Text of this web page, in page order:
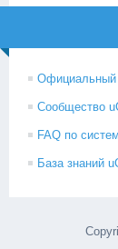
Официальный
Сообщество
FAQ по
База знаний